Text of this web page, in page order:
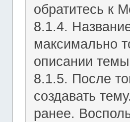
обратитесь к
8.1.4.
максимально
описании
8.1.5. После
создавать
ранее.